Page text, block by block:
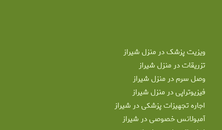
ویزیت پزشک در منزل شیراز
تزریقات در منزل شیراز
وصل سرم در منزل شیراز
فیزیوتراپی در منزل شیراز
اجاره تجهیزات پزشکی در شیراز
آمبولانس خصوصی در شیراز